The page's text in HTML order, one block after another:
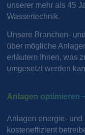
unserer mehr als 45
Wassertechnik.
Unsere Branchen-
über mögliche
erläutern Ihnen, was
umgesetzt werden
Anlagen optimieren
Anlagen energie- und
kosteneffizient